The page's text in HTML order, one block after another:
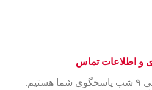
و اطلاعات تماس